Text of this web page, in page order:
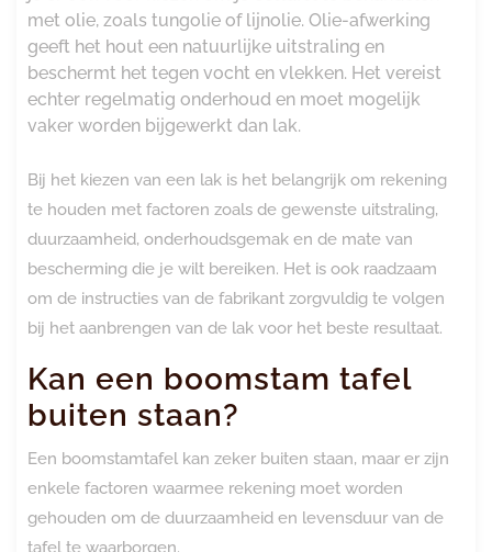
met olie, zoals tungolie of lijnolie. Olie-afwerking
geeft het hout een natuurlijke uitstraling en
beschermt het tegen vocht en vlekken. Het vereist
echter regelmatig onderhoud en moet mogelijk
vaker worden bijgewerkt dan lak.
Bij het kiezen van een lak is het belangrijk om rekening
te houden met factoren zoals de gewenste uitstraling,
duurzaamheid, onderhoudsgemak en de mate van
bescherming die je wilt bereiken. Het is ook raadzaam
om de instructies van de fabrikant zorgvuldig te volgen
bij het aanbrengen van de lak voor het beste resultaat.
Kan een boomstam tafel
buiten staan?
Een boomstamtafel kan zeker buiten staan, maar er zijn
enkele factoren waarmee rekening moet worden
gehouden om de duurzaamheid en levensduur van de
tafel te waarborgen.